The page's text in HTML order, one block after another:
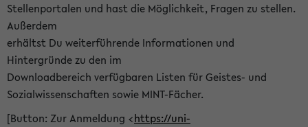
Stellenportalen und hast die Möglichkeit, Fragen zu stellen.
Außerdem
erhältst Du weiterführende Informationen und
Hintergründe zu den im
Downloadbereich verfügbaren Listen für Geistes- und
Sozialwissenschaften sowie MINT-Fächer.
[Button: Zur Anmeldung <https://uni-